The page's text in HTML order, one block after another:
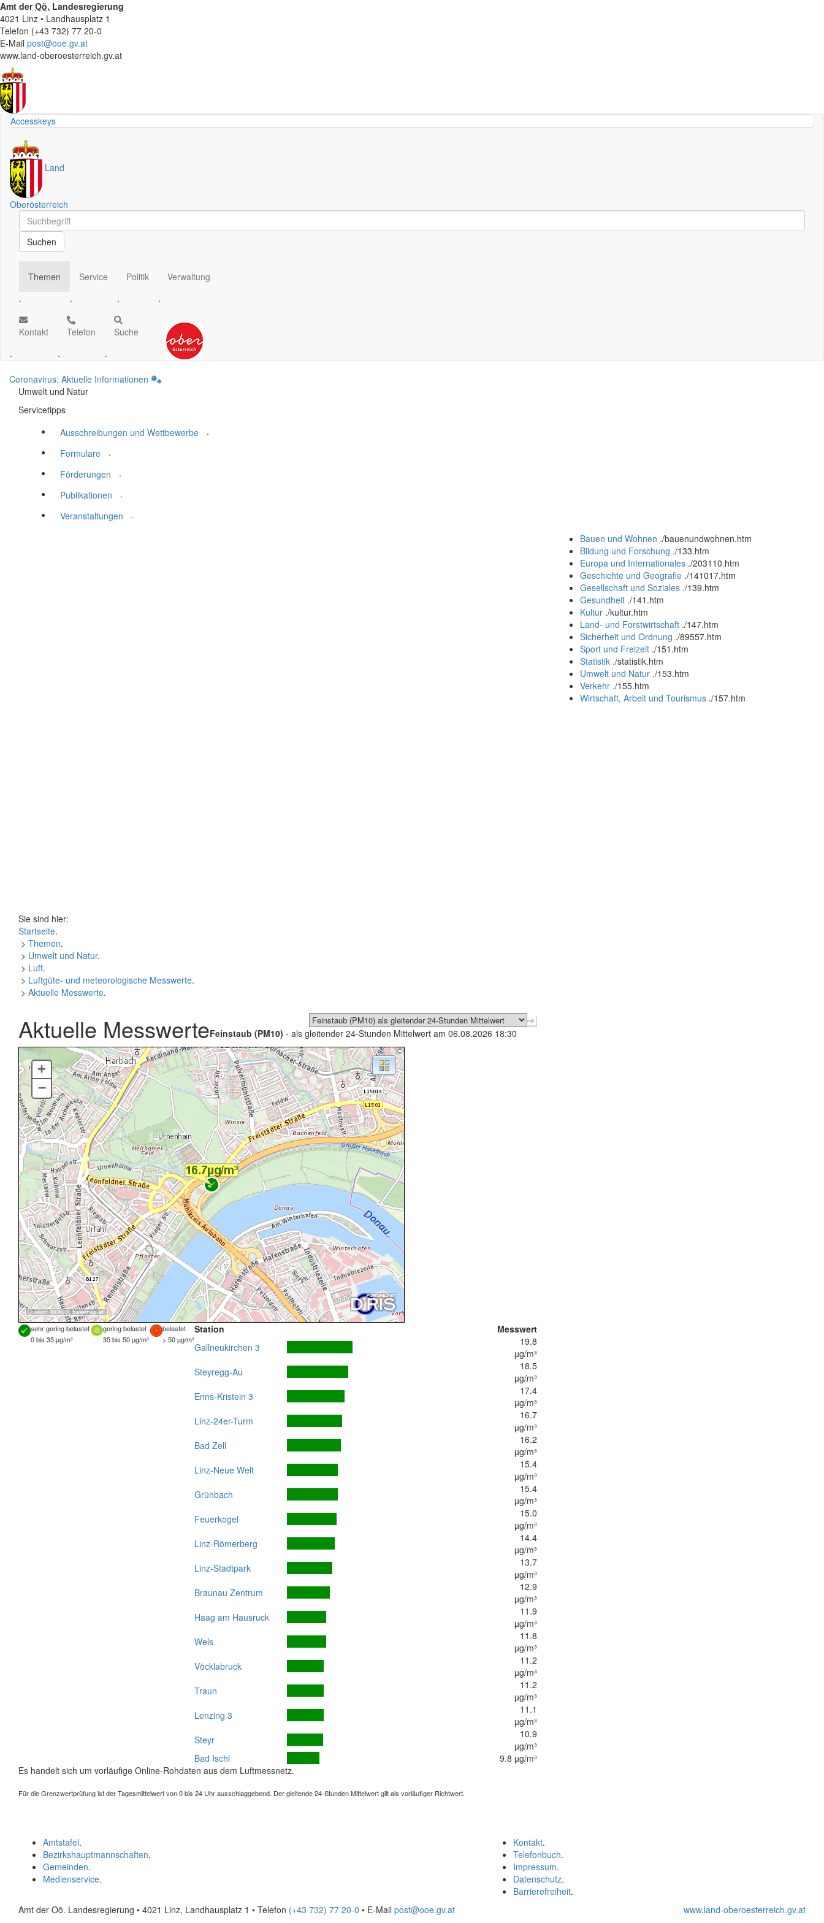
Amt derOö. Landesregierung
4021 Linz • Landhausplatz 1
Telefon (+43 732) 77 20-0
E-Mail post@ooe.gv.at
www.land-oberoesterreich.gv.at
Accesskeys
Land
Oberösterreich
Schnellsuche
Schnellsuche
Suchen
Themen
.
Service
.
Politik
.
Verwaltung
.
Kontakt
.
Telefon
.
Suche
.
Coronavirus: Aktuelle Informationen
Umwelt und Natur
Servicetipps
Ausschreibungen und Wettbewerbe
.
Formulare
.
Förderungen
.
Publikationen
.
Veranstaltungen
.
Bauen und Wohnen ./bauenundwohnen.htm
Bildung und Forschung ./133.htm
Europa und Internationales ./203110.htm
Geschichte und Geografie ./141017.htm
Gesellschaft und Soziales ./139.htm
Gesundheit ./141.htm
Kultur ./kultur.htm
Land- und Forstwirtschaft ./147.htm
Sicherheit und Ordnung ./89557.htm
Sport und Freizeit ./151.htm
Statistik ./statistik.htm
Umwelt und Natur ./153.htm
Verkehr ./155.htm
Wirtschaft, Arbeit und Tourismus ./157.htm
Sie sind hier:
Startseite.
> Themen.
> Umwelt und Natur.
> Luft.
> Luftgüte- und meteorologische Messwerte.
> Aktuelle Messwerte.
Aktuelle MesswerteFeinstaub (PM10) - als gleitender 24-Stunden Mittelwert am 06.08.2026 18:30
Quellen: DORIS,basemap.at
+
–
sehr gering belastet gering belastet
belastet
0 bis 35 µg/m³
35 bis 50 µg/m³ > 50 µg/m³
Station
Messwert
Gallneukirchen 3
19.8
µg/m³
Steyregg-Au
18.5
µg/m³
Enns-Kristein 3
17.4
µg/m³
Linz-24er-Turm
16.7
µg/m³
Bad Zell
16.2
µg/m³
Linz-Neue Welt
15.4
µg/m³
Grünbach
15.4
µg/m³
Feuerkogel
15.0
µg/m³
Linz-Römerberg
14.4
µg/m³
Linz-Stadtpark
13.7
µg/m³
Braunau Zentrum
12.9
µg/m³
Haag am Hausruck
11.9
µg/m³
Wels
11.8
µg/m³
Vöcklabruck
11.2
µg/m³
Traun
11.2
µg/m³
Lenzing 3
11.1
µg/m³
Steyr
10.9
µg/m³
Bad Ischl
9.8 µg/m³
Es handelt sich um vorläufige Online-Rohdaten aus dem Luftmessnetz.
Für die Grenzwertprüfung ist der Tagesmittelwert von 0 bis 24 Uhr ausschlaggebend. Der gleitende 24-Stunden Mittelwert gilt als vorläufiger Richtwert.
Kontakt.
Telefonbuch.
Impressum.
Datenschutz.
Barrierefreiheit.
Amtstafel.
Bezirkshauptmannschaften.
Gemeinden.
Medienservice.
Amt der Oö. Landesregierung • 4021 Linz, Landhausplatz 1 • Telefon (+43 732) 77 20-0 • E-Mail post@ooe.gv.at www.land-oberoesterreich.gv.at